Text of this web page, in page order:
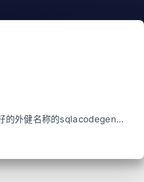
一个能提供更友好的外健名称的sqlacodegen自定义generator